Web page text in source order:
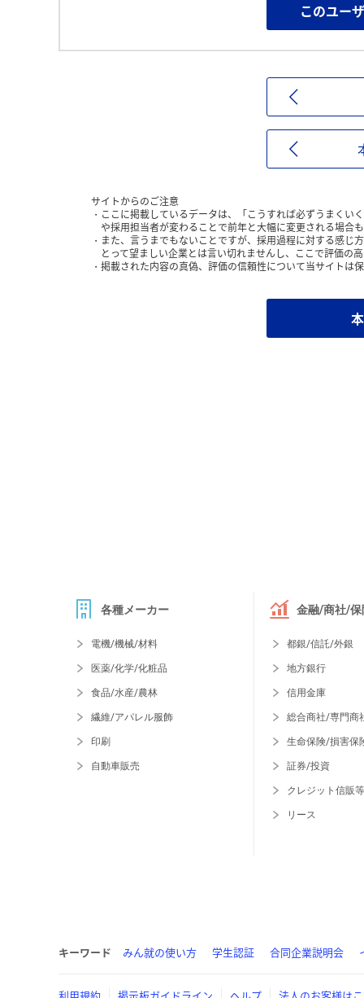
このユー
サイトからのご注意
ここに掲載しているデータは、「こうすれば必ずうまくい
や採用担当者が変わることで前年と大幅に変更される場合
また、言うまでもないことですが、採用過程に対する感じ
とって望ましい企業とは言い切れませんし、ここで評価の
掲載された内容の真偽、評価の信頼性について当サイトは
各種メーカー
電機/機械/材料
医薬/化学/化粧品
食品/水産/農林
繊維/アパレル服飾
印刷
自動車販売
金融/商社/保
都銀/信託/外銀
地方銀行
信用金庫
総合商社/専門商
生命保険/損害保
証券/投資
クレジット信販等
リース
キーワード みん就の使い方 学生認証 合同企業説明会